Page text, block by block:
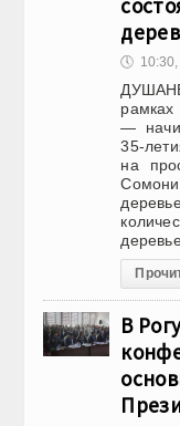
🕔
—
35-
на
В